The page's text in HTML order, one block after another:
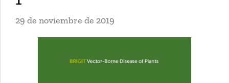
29 de noviembre de 2019